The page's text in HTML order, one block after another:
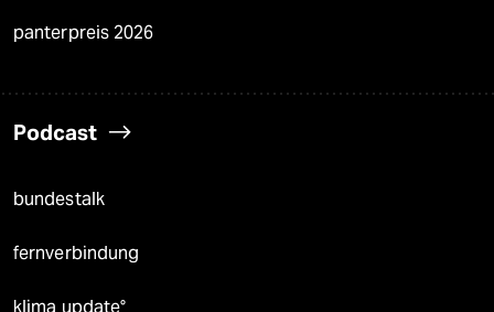
panterpreis 2026
Podcast
bundestalk
fernverbindung
klima update°